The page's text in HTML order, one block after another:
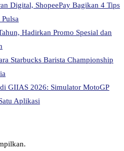
Digital, ShopeePay Bagikan 4 Tips
Hadirkan Promo Spesial dan
Starbucks Barista Championship
GIIAS 2026: Simulator MotoGP
Aplikasi